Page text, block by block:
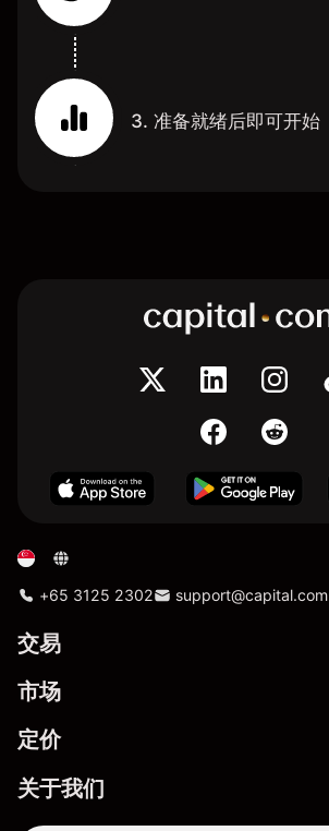
3. 准备就绪后即可开始
+65 3125 2302 support@capital.com
交易
市场
定价
关于我们